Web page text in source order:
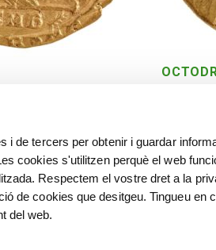
i de tercers per obtenir i guardar
cookies s'utilitzen perquè el web
Respectem el vostre dret a la
de cookies que desitgeu. Tingueu en
del web.